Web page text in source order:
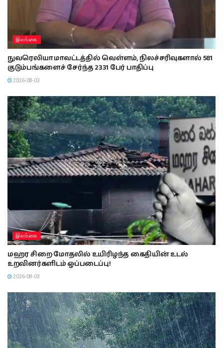
இலங்கை
நுவரெலியா மாவட்டத்தில் வெள்ளம், நிலச்சரிவுகளால் 581
குடும்பங்களைச் சேர்ந்த 2331 பேர் பாதிப்பு
2026-08-03
இலங்கை
மஹர சிறை மோதலில் உயிரிழந்த கைதியின் உடல்
உறவினர்களிடம் ஒப்படைப்பு!
2026-08-03